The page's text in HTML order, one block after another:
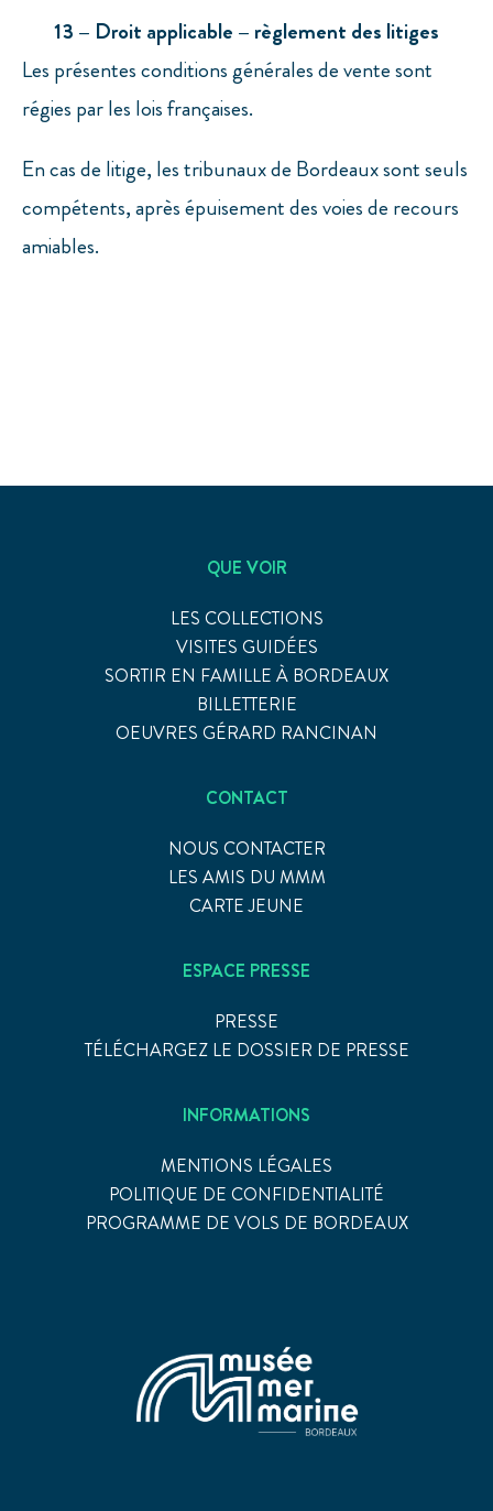
13 – Droit applicable – règlement des litiges
Les présentes conditions générales de vente sont
régies par les lois françaises.
En cas de litige, les tribunaux de Bordeaux sont seuls
compétents, après épuisement des voies de recours
amiables.
QUE VOIR
LES COLLECTIONS
VISITES GUIDÉES
SORTIR EN FAMILLE À BORDEAUX
BILLETTERIE
OEUVRES GÉRARD RANCINAN
CONTACT
NOUS CONTACTER
LES AMIS DU MMM
CARTE JEUNE
ESPACE PRESSE
PRESSE
TÉLÉCHARGEZ LE DOSSIER DE PRESSE
INFORMATIONS
MENTIONS LÉGALES
POLITIQUE DE CONFIDENTIALITÉ
PROGRAMME DE VOLS DE BORDEAUX